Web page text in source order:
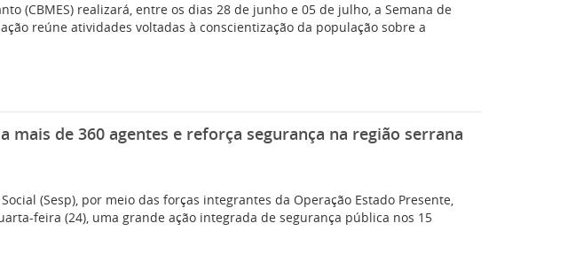
(CBMES) realizará, entre os dias 28 de junho e 05 de julho, a Semana de
reúne atividades voltadas à conscientização da população sobre a
mais de 360 agentes e reforça segurança na região serrana
(Sesp), por meio das forças integrantes da Operação Estado Presente,
feira (24), uma grande ação integrada de segurança pública nos 15